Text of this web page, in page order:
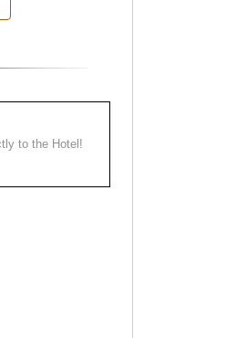
to the Hotel!